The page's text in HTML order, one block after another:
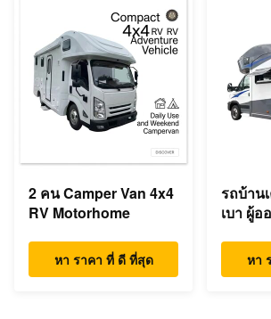
2 คน Camper Van 4x4
RV Motorhome
หา ราคา ที่ ดี ที่สุด
รถบ้าน
เบา ผู้อ
หา